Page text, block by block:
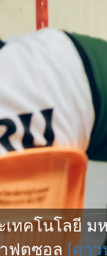
คโนโลยี ม
ฟุตซอล [ดา